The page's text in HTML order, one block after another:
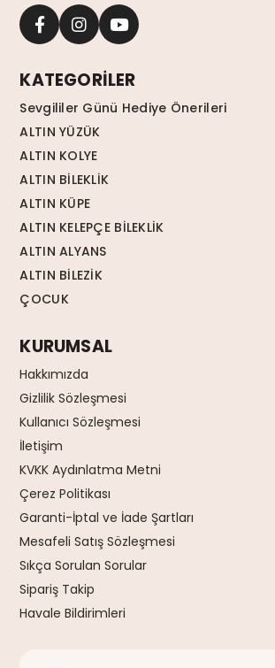
KATEGORİLER
Sevgililer Günü Hediye Önerileri
ALTIN YÜZÜK
ALTIN KOLYE
ALTIN BİLEKLİK
ALTIN KÜPE
ALTIN KELEPÇE BİLEKLİK
ALTIN ALYANS
ALTIN BİLEZİK
ÇOCUK
KURUMSAL
Hakkımızda
Gizlilik Sözleşmesi
Kullanıcı Sözleşmesi
İletişim
KVKK Aydınlatma Metni
Çerez Politikası
Garanti-İptal ve İade Şartları
Mesafeli Satış Sözleşmesi
Sıkça Sorulan Sorular
Sipariş Takip
Havale Bildirimleri